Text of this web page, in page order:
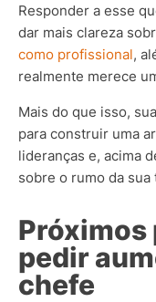
Responder a esse
dar mais clareza
como profissional,
realmente merece
Mais do que isso,
para construir uma
lideranças e, acima
sobre o rumo da
Próximos
pedir
chefe